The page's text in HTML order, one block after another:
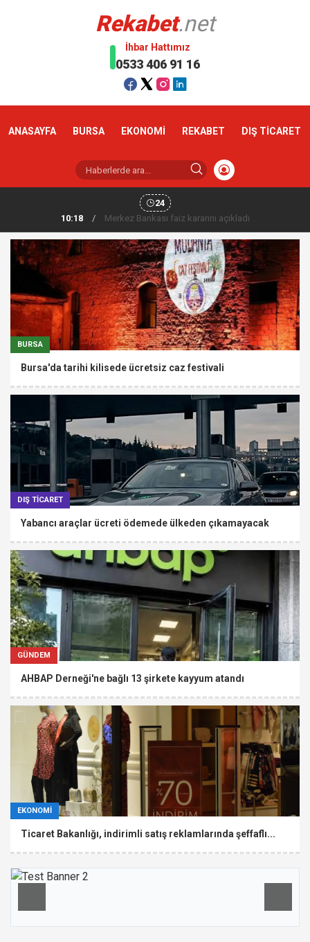
Rekabet.net
İhbar Hattımız
0533 406 91 16
ANASAYFA BURSA EKONOMİ REKABET DIŞ TİCARET
24
10:18
/ Altın haftaya yükselişle başladı
BURSA
Bursa'da tarihi kilisede ücretsiz caz festivali
DIŞ TİCARET
Yabancı araçlar ücreti ödemede ülkeden çıkamayacak
GÜNDEM
AHBAP Derneği'ne bağlı 13 şirkete kayyum atandı
EKONOMİ
Ticaret Bakanlığı, indirimli satış reklamlarında şeffaflı...